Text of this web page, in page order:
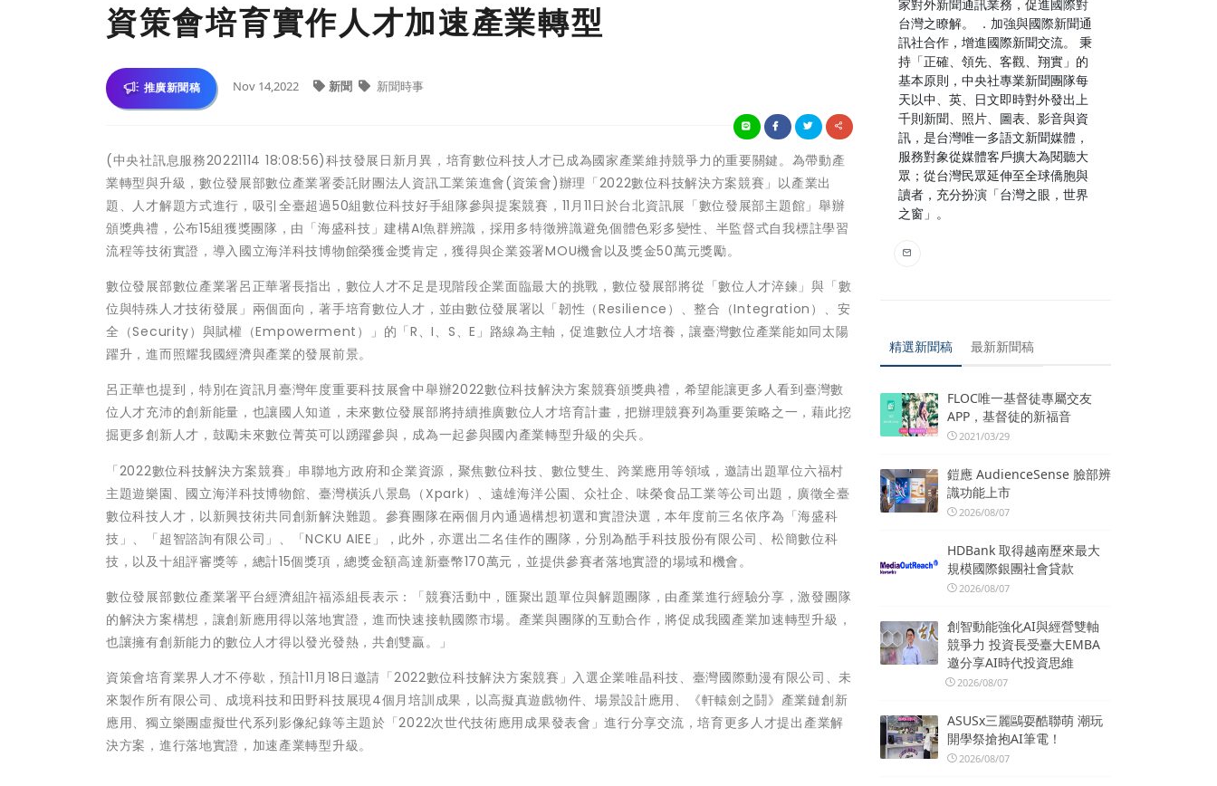
資策會培育實作人才加速產業轉型
推廣新聞稿 Nov 14,2022 新聞 新聞時事
(中央社訊息服務20221114 18:08:56)科技發展日新月異，培育數位科技人才已成為國家產業維持競爭力的重要關鍵。為帶動產
業轉型與升級，數位發展部數位產業署委託財團法人資訊工業策進會(資策會)辦理「2022數位科技解決方案競賽」以產業出
題、人才解題方式進行，吸引全臺超過50組數位科技好手組隊參與提案競賽，11月11日於台北資訊展「數位發展部主題館」舉辦
頒獎典禮，公布15組獲獎團隊，由「海盛科技」建構AI魚群辨識，採用多特徵辨識避免個體色彩多變性、半監督式自我標註學習
流程等技術實證，導入國立海洋科技博物館榮獲金獎肯定，獲得與企業簽署MOU機會以及獎金50萬元獎勵。
數位發展部數位產業署呂正華署長指出，數位人才不足是現階段企業面臨最大的挑戰，數位發展部將從「數位人才淬鍊」與「數
位與特殊人才技術發展」兩個面向，著手培育數位人才，並由數位發展署以「韌性（Resilience）、整合（Integration）、安
全（Security）與賦權（Empowerment）」的「R、I、S、E」路線為主軸，促進數位人才培養，讓臺灣數位產業能如同太陽
躍升，進而照耀我國經濟與產業的發展前景。
呂正華也提到，特別在資訊月臺灣年度重要科技展會中舉辦2022數位科技解決方案競賽頒獎典禮，希望能讓更多人看到臺灣數
位人才充沛的創新能量，也讓國人知道，未來數位發展部將持續推廣數位人才培育計畫，把辦理競賽列為重要策略之一，藉此挖
掘更多創新人才，鼓勵未來數位菁英可以踴躍參與，成為一起參與國內產業轉型升級的尖兵。
「2022數位科技解決方案競賽」串聯地方政府和企業資源，聚焦數位科技、數位雙生、跨業應用等領域，邀請出題單位六福村
主題遊樂園、國立海洋科技博物館、臺灣橫浜八景島（Xpark）、遠雄海洋公園、众社企、味榮食品工業等公司出題，廣徵全臺
數位科技人才，以新興技術共同創新解決難題。參賽團隊在兩個月內通過構想初選和實證決選，本年度前三名依序為「海盛科
技」、「超智諮詢有限公司」、「NCKU AIEE」，此外，亦選出二名佳作的團隊，分別為酷手科技股份有限公司、松簡數位科
技，以及十組評審獎等，總計15個獎項，總獎金額高達新臺幣170萬元，並提供參賽者落地實證的場域和機會。
數位發展部數位產業署平台經濟組許福添組長表示：「競賽活動中，匯聚出題單位與解題團隊，由產業進行經驗分享，激發團隊
的解決方案構想，讓創新應用得以落地實證，進而快速接軌國際市場。產業與團隊的互動合作，將促成我國產業加速轉型升級，
也讓擁有創新能力的數位人才得以發光發熱，共創雙贏。」
資策會培育業界人才不停歇，預計11月18日邀請「2022數位科技解決方案競賽」入選企業唯晶科技、臺灣國際動漫有限公司、未
來製作所有限公司、成境科技和田野科技展現4個月培訓成果，以高擬真遊戲物件、場景設計應用、《軒轅劍之鬪》產業鏈創新
應用、獨立樂團虛擬世代系列影像紀錄等主題於「2022次世代技術應用成果發表會」進行分享交流，培育更多人才提出產業解
決方案，進行落地實證，加速產業轉型升級。
家對外新聞通訊業務，促進國際對
台灣之瞭解。 ．加強與國際新聞通
訊社合作，增進國際新聞交流。 秉
持「正確、領先、客觀、翔實」的
基本原則，中央社專業新聞團隊每
天以中、英、日文即時對外發出上
千則新聞、照片、圖表、影音與資
訊，是台灣唯一多語文新聞媒體，
服務對象從媒體客戶擴大為閱聽大
眾；從台灣民眾延伸至全球僑胞與
讀者，充分扮演「台灣之眼，世界
之窗」。
精選新聞稿 最新新聞稿
FLOC唯一基督徒專屬交友
APP，基督徒的新福音
2021/03/29
鎧應 AudienceSense 臉部辨
識功能上市
2026/08/07
HDBank 取得越南歷來最大
規模國際銀團社會貸款
2026/08/07
創智動能強化AI與經營雙軸
競爭力 投資長受臺大EMBA
邀分享AI時代投資思維
2026/08/07
ASUSx三麗鷗耍酷聯萌 潮玩
開學祭搶抱AI筆電！
2026/08/07